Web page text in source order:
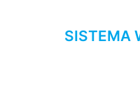
SISTEMA